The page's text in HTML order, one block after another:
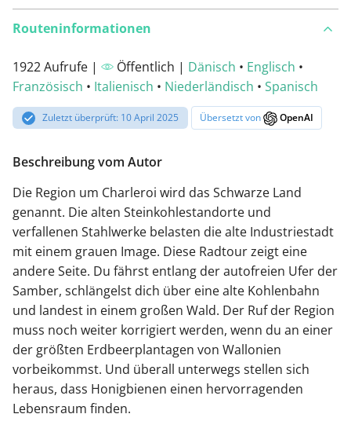
Routeninformationen
1922 Aufrufe | Öffentlich | Dänisch • Englisch •
Französisch • Italienisch • Niederländisch • Spanisch
Zuletzt überprüft: 10 April 2025 Übersetzt von OpenAI
Beschreibung vom Autor
Die Region um Charleroi wird das Schwarze Land
genannt. Die alten Steinkohlestandorte und
verfallenen Stahlwerke belasten die alte Industriestadt
mit einem grauen Image. Diese Radtour zeigt eine
andere Seite. Du fährst entlang der autofreien Ufer der
Samber, schlängelst dich über eine alte Kohlenbahn
und landest in einem großen Wald. Der Ruf der Region
muss noch weiter korrigiert werden, wenn du an einer
der größten Erdbeerplantagen von Wallonien
vorbeikommst. Und überall unterwegs stellen sich
heraus, dass Honigbienen einen hervorragenden
Lebensraum finden.